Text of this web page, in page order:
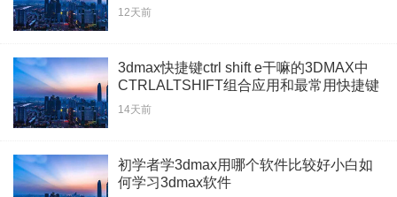
12天前
3dmax快捷键ctrl shift e干嘛的3DMAX中
CTRLALTSHIFT组合应用和最常用快捷键
技巧
14天前
初学者学3dmax用哪个软件比较好小白如
何学习3dmax软件